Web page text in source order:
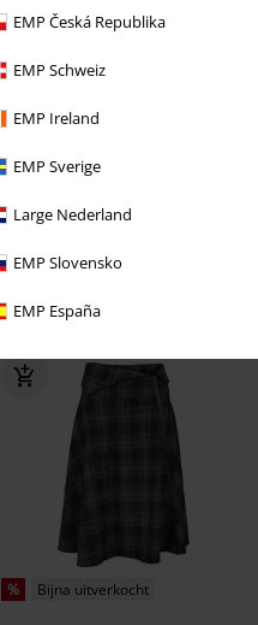
EMP Česká Republika
EMP Schweiz
EMP Ireland
EMP Sverige
Large Nederland
EMP Slovensko
EMP España
€ 80,99
Jayden Skirt
Hell Bunny
% Bijna uitverkocht